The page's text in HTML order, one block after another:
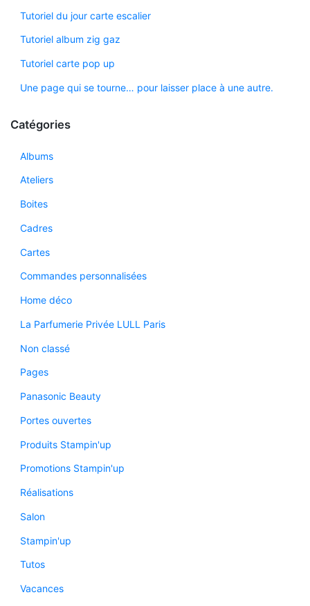
Tutoriel du jour carte escalier
Tutoriel album zig gaz
Tutoriel carte pop up
Une page qui se tourne… pour laisser place à une autre.
Catégories
Albums
Ateliers
Boites
Cadres
Cartes
Commandes personnalisées
Home déco
La Parfumerie Privée LULL Paris
Non classé
Pages
Panasonic Beauty
Portes ouvertes
Produits Stampin'up
Promotions Stampin'up
Réalisations
Salon
Stampin'up
Tutos
Vacances